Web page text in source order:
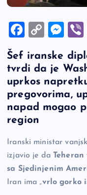
F
c
e
b
o
o
k
C
p
y
Li
n
M
se
n
g
er
Šef iranske
tvrdi da je
uprkos
pregovorima,
napad mogao
region
Iranski ministar
izjavio je da
sa Sjedinjenim
Iran ima „vrlo gorko